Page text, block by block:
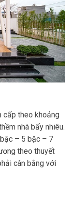
cấp theo khoảng
nhà bấy nhiêu.
– 5 bậc – 7
theo thuyết
cân bằng với